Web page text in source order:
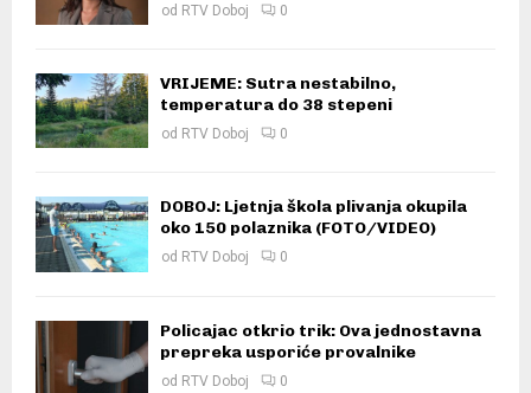
od RTV Doboj 0
VRIJEME: Sutra nestabilno,
temperatura do 38 stepeni
od RTV Doboj 0
DOBOJ: Ljetnja škola plivanja okupila
oko 150 polaznika (FOTO/VIDEO)
od RTV Doboj 0
Policajac otkrio trik: Ova jednostavna
prepreka usporiće provalnike
od RTV Doboj 0